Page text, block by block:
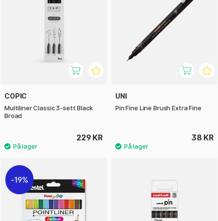
COPIC
Multiliner Classic 3-sett Black
Broad
229 KR
UNI
Pin Fine Line Brush Extra Fine
38 KR
19%